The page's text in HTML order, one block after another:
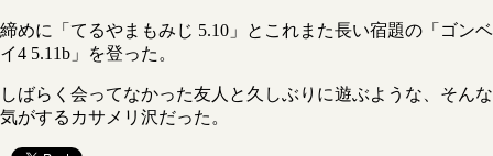
締めに「てるやまもみじ 5.10」とこれまた長い宿題の「ゴンベ
イ4 5.11b」を登った。
しばらく会ってなかった友人と久しぶりに遊ぶような、そんな
気がするカサメリ沢だった。